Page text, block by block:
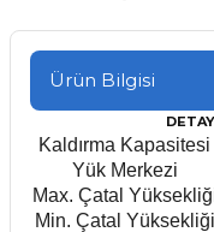
Ürün Bilgisi
Kaldırma Kapasitesi
Yük Merkezi
Max. Çatal
Min. Çatal Yüksekliği